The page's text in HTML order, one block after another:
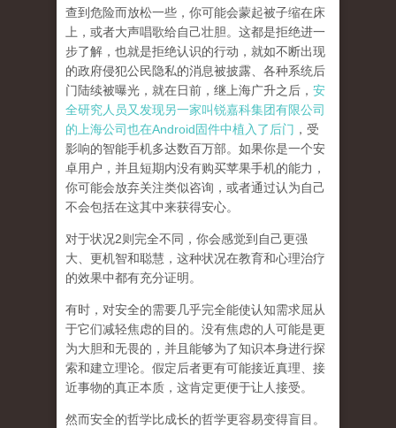
查到危险而放松一些，你可能会蒙起被子缩在床
上，或者大声唱歌给自己壮胆。这都是拒绝进一
步了解，也就是拒绝认识的行动，就如不断出现
的政府侵犯公民隐私的消息被披露、各种系统后
门陆续被曝光，就在日前，继上海广升之后， 安
全研究人员又发现另一家叫锐嘉科集团有限公司
的上海公司也在Android固件中植入了后门 ，受
影响的智能手机多达数百万部。如果你是一个安
卓用户，并且短期内没有购买苹果手机的能力，
你可能会放弃关注类似咨询，或者通过认为自己
不会包括在这其中来获得安心。
对于状况2则完全不同，你会感觉到自己更强
大、更机智和聪慧，这种状况在教育和心理治疗
的效果中都有充分证明。
有时，对安全的需要几乎完全能使认知需求屈从
于它们减轻焦虑的目的。没有焦虑的人可能是更
为大胆和无畏的，并且能够为了知识本身进行探
索和建立理论。假定后者更有可能接近真理、接
近事物的真正本质，这肯定更便于让人接受。
然而安全的哲学比成长的哲学更容易变得盲目。